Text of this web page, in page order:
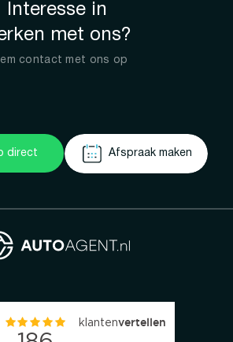
Interesse in
met ons?
contact met ons op
direct Afspraak maken